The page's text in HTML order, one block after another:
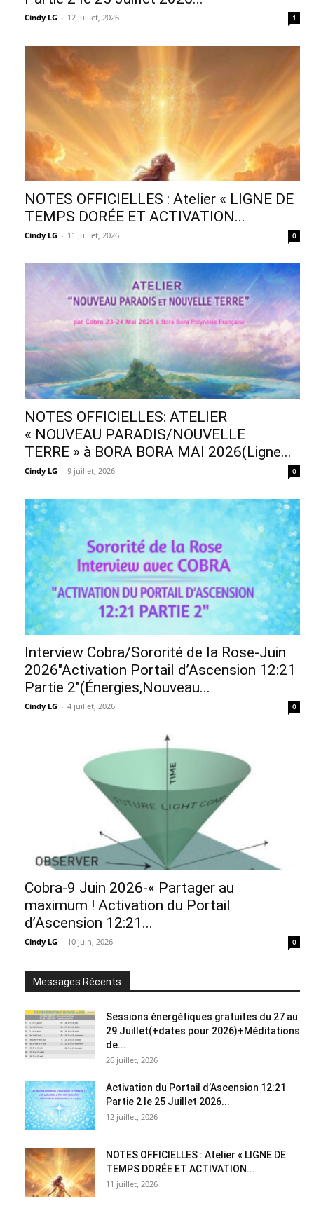
Cindy LG - 12 juillet, 2026 1
NOTES OFFICIELLES : Atelier « LIGNE DE
TEMPS DORÉE ET ACTIVATION...
Cindy LG - 11 juillet, 2026 0
NOTES OFFICIELLES: ATELIER
« NOUVEAU PARADIS/NOUVELLE
TERRE » à BORA BORA MAI 2026(Ligne...
Cindy LG - 9 juillet, 2026 0
Interview Cobra/Sororité de la Rose-Juin
2026″Activation Portail d’Ascension 12:21
Partie 2″(Énergies,Nouveau...
Cindy LG - 4 juillet, 2026 0
Cobra-9 Juin 2026-« Partager au
maximum ! Activation du Portail
d’Ascension 12:21...
Cindy LG - 10 juin, 2026 0
Messages Récents
Sessions énergétiques gratuites du 27 au
29 Juillet(+dates pour 2026)+Méditations
de...
26 juillet, 2026
Activation du Portail d’Ascension 12:21
Partie 2 le 25 Juillet 2026...
12 juillet, 2026
NOTES OFFICIELLES : Atelier « LIGNE DE
TEMPS DORÉE ET ACTIVATION...
11 juillet, 2026